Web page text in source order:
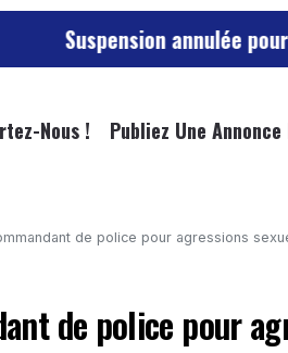
annulée pour
Nous ! Publiez Une Annonce
de police pour agressions
de police pour